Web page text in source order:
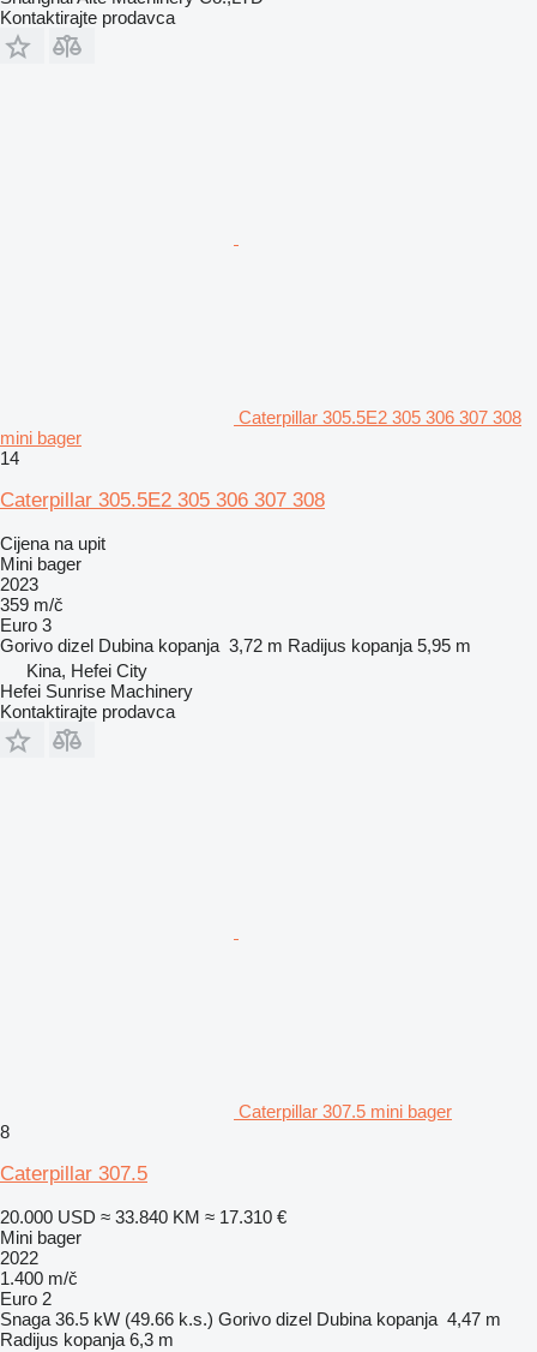
Kontaktirajte prodavca
Caterpillar 305.5E2 305 306 307 308
mini bager
14
Caterpillar 305.5E2 305 306 307 308
Cijena na upit
Mini bager
2023
359 m/č
Euro 3
Gorivo dizel Dubina kopanja 3,72 m Radijus kopanja 5,95 m
Kina, Hefei City
Hefei Sunrise Machinery
Kontaktirajte prodavca
Caterpillar 307.5 mini bager
8
Caterpillar 307.5
20.000 USD ≈ 33.840 KM ≈ 17.310 €
Mini bager
2022
1.400 m/č
Euro 2
Snaga 36.5 kW (49.66 k.s.) Gorivo dizel Dubina kopanja 4,47 m
Radijus kopanja 6,3 m